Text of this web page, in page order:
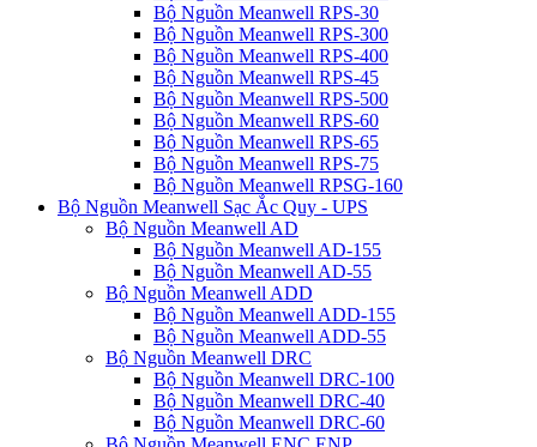
Bộ Nguồn Meanwell RPS-30
Bộ Nguồn Meanwell RPS-300
Bộ Nguồn Meanwell RPS-400
Bộ Nguồn Meanwell RPS-45
Bộ Nguồn Meanwell RPS-500
Bộ Nguồn Meanwell RPS-60
Bộ Nguồn Meanwell RPS-65
Bộ Nguồn Meanwell RPS-75
Bộ Nguồn Meanwell RPSG-160
Bộ Nguồn Meanwell Sạc Ắc Quy - UPS
Bộ Nguồn Meanwell AD
Bộ Nguồn Meanwell AD-155
Bộ Nguồn Meanwell AD-55
Bộ Nguồn Meanwell ADD
Bộ Nguồn Meanwell ADD-155
Bộ Nguồn Meanwell ADD-55
Bộ Nguồn Meanwell DRC
Bộ Nguồn Meanwell DRC-100
Bộ Nguồn Meanwell DRC-40
Bộ Nguồn Meanwell DRC-60